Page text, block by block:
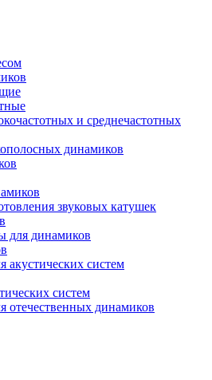
и среднечастотных
динамиков
звуковых катушек
для динамиков
систем
систем
отечественных динамиков